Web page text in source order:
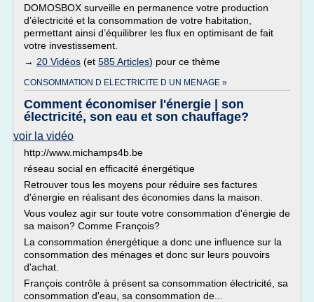
DOMOSBOX surveille en permanence votre production
d’électricité et la consommation de votre habitation,
permettant ainsi d’équilibrer les flux en optimisant de fait
votre investissement.
→ 20 Vidéos (et 585 Articles) pour ce thème
CONSOMMATION D ELECTRICITE D UN MENAGE »
Comment économiser l'énergie | son
électricité, son eau et son chauffage?
voir la vidéo
http://www.michamps4b.be
réseau social en efficacité énergétique
Retrouver tous les moyens pour réduire ses factures
d'énergie en réalisant des économies dans la maison.
Vous voulez agir sur toute votre consommation d'énergie de
sa maison? Comme François?
La consommation énergétique a donc une influence sur la
consommation des ménages et donc sur leurs pouvoirs
d'achat.
François contrôle à présent sa consommation électricité, sa
consommation d'eau, sa consommation de...